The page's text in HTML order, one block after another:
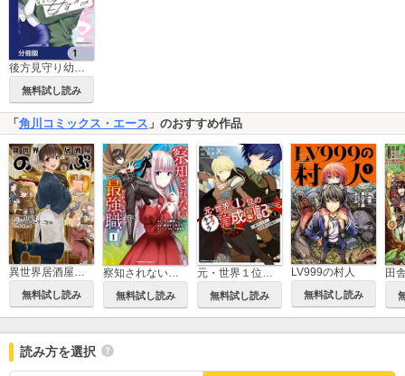
後方見守り幼なじみが甘すぎる【分冊版】
無料試し読み
「 角川コミックス・エース 」のおすすめ作品
異世界居酒屋「のぶ」
無料試し読み
察知されない最強職
無料試し読み
元・世界１位のサブキャラ育成日記 ～廃プレイヤー、異世界を攻略中！～
無料試し読み
LV999の村人
無料試し読み
読み方を選択